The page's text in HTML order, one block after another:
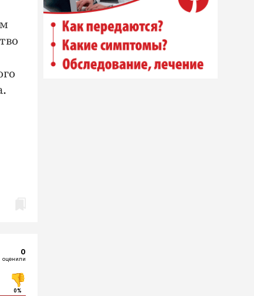
0
оценили
0%